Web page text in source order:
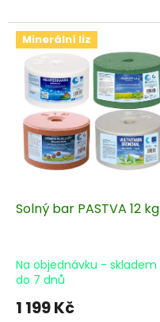
Minerální liz
Solný bar PASTVA 12 kg
Na objednávku - skladem
do 7 dnů
1 199 Kč